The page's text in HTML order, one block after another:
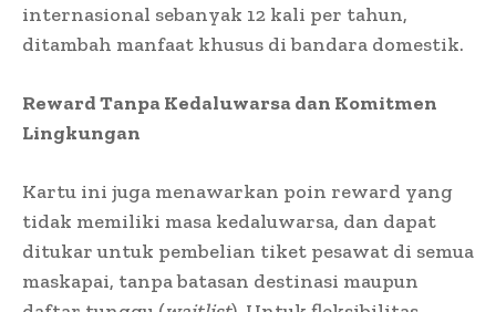
internasional sebanyak 12 kali per tahun,
ditambah manfaat khusus di bandara domestik.
Reward Tanpa Kedaluwarsa dan Komitmen
Lingkungan
Kartu ini juga menawarkan poin reward yang
tidak memiliki masa kedaluwarsa, dan dapat
ditukar untuk pembelian tiket pesawat di semua
maskapai, tanpa batasan destinasi maupun